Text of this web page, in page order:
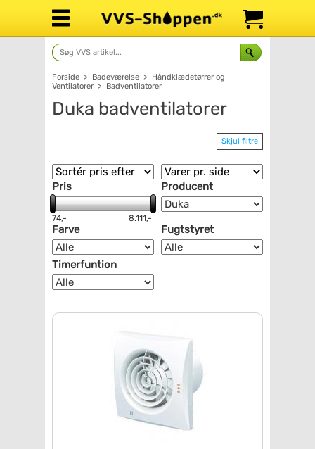
Forside > Badeværelse >
Håndklædetørrer og
Ventilatorer > Badventilatorer
Duka badventilatorer
Skjul filtre
Pris
74,- 8.111,-
Producent
Farve Fugtstyret
Timerfuntion